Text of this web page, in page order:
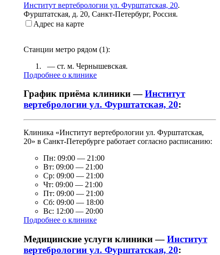
Институт вертебрологии ул. Фурштатская, 20.
Фурштатская, д. 20, Санкт-Петербург, Россия.
Адрес на карте
Станции метро рядом (1):
— ст. м. Чернышевская.
Подробнее о клинике
График приёма клиники —Институт
вертебрологии ул. Фурштатская, 20:
Клиника «Институт вертебрологии ул. Фурштатская,
20» в Санкт-Петербурге работает согласно расписанию:
Пн: 09:00 — 21:00
Вт: 09:00 — 21:00
Ср: 09:00 — 21:00
Чт: 09:00 — 21:00
Пт: 09:00 — 21:00
Сб: 09:00 — 18:00
Вс: 12:00 — 20:00
Подробнее о клинике
Медицинские услуги клиники —Институт
вертебрологии ул. Фурштатская, 20: